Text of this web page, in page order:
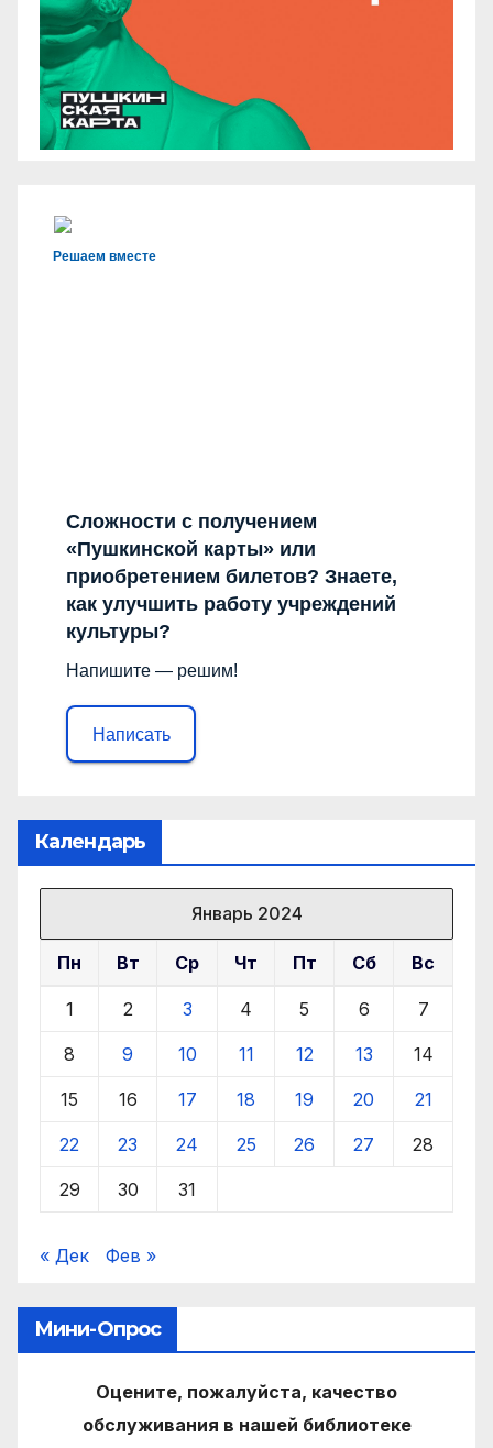
Решаем вместе
Сложности с получением
«Пушкинской карты» или
приобретением билетов? Знаете,
как улучшить работу учреждений
культуры?
Напишите — решим!
Написать
Календарь
Январь 2024
Пн Вт Ср Чт Пт Сб Вс
1 2 3 4 5 6 7
8 9 10 11 12 13 14
15 16 17 18 19 20 21
22 23 24 25 26 27 28
29 30 31
« Дек Фев »
Мини-Опрос
Оцените, пожалуйста, качество
обслуживания в нашей библиотеке